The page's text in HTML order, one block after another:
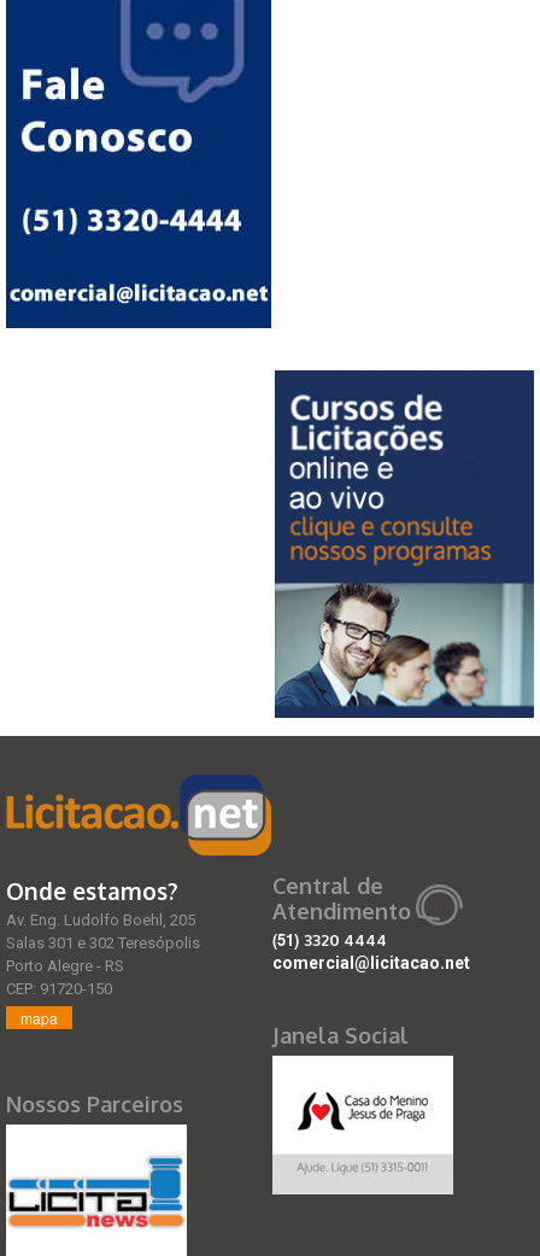
Onde estamos?
Av. Eng. Ludolfo Boehl, 205
Salas 301 e 302 Teresópolis
Porto Alegre - RS
CEP: 91720-150
mapa
Nossos Parceiros
Central de
Atendimento
(51) 3320 4444
comercial@licitacao.net
Janela Social